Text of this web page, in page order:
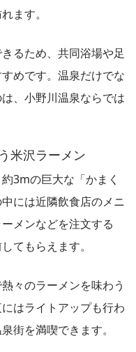
ます。
るため、共同浴場や足
めです。温泉だけでな
、小野川温泉ならでは
米沢ラーメン
3mの巨大な「かまく
には近隣飲食店のメニ
メンなどを注文する
てもらえます。
々のラーメンを味わう
はライトアップも行わ
街を満喫できます。